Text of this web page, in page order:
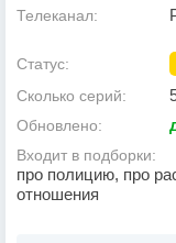
Телеканал:
Статус:
Сколько серий:
Обновлено:
Входит в подборки:
про полицию, про
отношения